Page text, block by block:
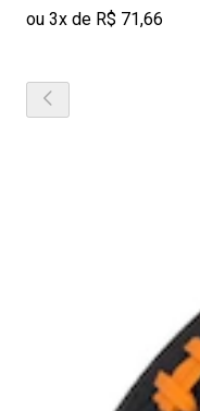
ou 3x de R$ 71,66